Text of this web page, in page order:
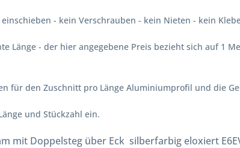
- kein Verschrauben - kein Nieten - kein
Länge - der hier angegebene Preis bezieht sich auf 1
für den Zuschnitt pro Länge Aluminiumprofil und die
und Stückzahl ein.
mit Doppelsteg über Eck silberfarbig eloxiert